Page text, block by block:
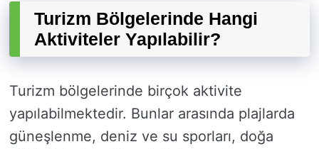
Turizm Bölgelerinde Hangi
Aktiviteler Yapılabilir?
Turizm bölgelerinde birçok aktivite
yapılabilmektedir. Bunlar arasında plajlarda
güneşlenme, deniz ve su sporları, doğa